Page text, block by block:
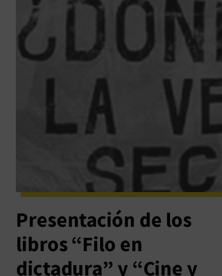
Presentación de los
libros “Filo en
dictadura” y “Cine y